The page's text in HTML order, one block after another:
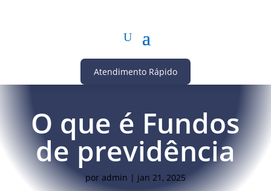
Atendimento Rápido
O que é Fundos
de previdência
por admin | jan 21, 2025